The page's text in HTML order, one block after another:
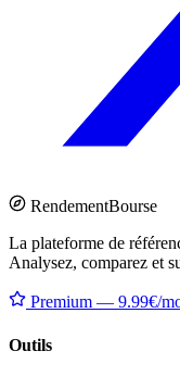
RendementBourse
La plateforme de
Analysez, comparez et
Premium — 9.99€/
Outils